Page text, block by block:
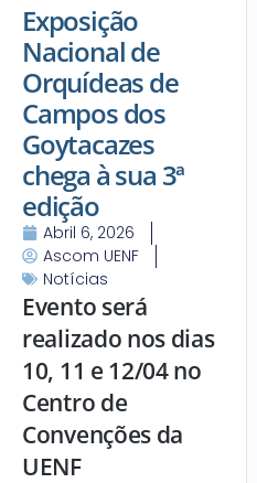
Exposição
Nacional de
Orquídeas de
Campos dos
Goytacazes
chega à sua 3ª
edição
Abril 6, 2026
Ascom UENF
Notícias
Evento será
realizado nos dias
10, 11 e 12/04 no
Centro de
Convenções da
UENF